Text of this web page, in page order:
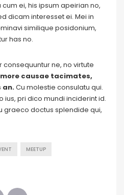
ei, his ipsum apeirian no,
dicam interesset ei. Mei in
similique posidonium,
has no.
ne, no virtute
causae tacimates,
an.Cu molestie consulatu qui.
pri dico mundi inciderint id.
graeco doctus splendide qui,
MEETUP